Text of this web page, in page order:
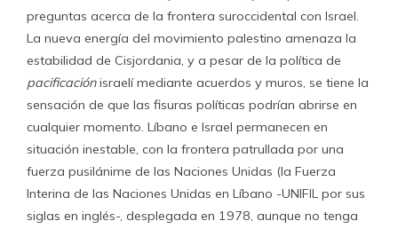
preguntas acerca de la frontera suroccidental con Israel.
La nueva energía del movimiento palestino amenaza la
estabilidad de Cisjordania, y a pesar de la política de
pacificaciónisraelí mediante acuerdos y muros, se tiene la
sensación de que las fisuras políticas podrían abrirse en
cualquier momento. Líbano e Israel permanecen en
situación inestable, con la frontera patrullada por una
fuerza pusilánime de las Naciones Unidas (la Fuerza
Interina de las Naciones Unidas en Líbano -UNIFIL por sus
siglas en inglés-, desplegada en 1978, aunque no tenga